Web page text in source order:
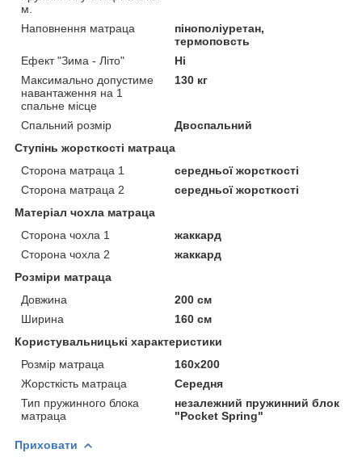
м.
Наповнення матраца
пінополіуретан,
термоповсть
Ефект "Зима - Літо"
Ні
Максимально допустиме
навантаження на 1
спальне місце
130 кг
Спальний розмір
Двоспальний
Ступінь жорсткості матраца
Сторона матраца 1
середньої жорсткості
Сторона матраца 2
середньої жорсткості
Матеріал чохла матраца
Сторона чохла 1
жаккард
Сторона чохла 2
жаккард
Розміри матраца
Довжина
200 см
Ширина
160 см
Користувальницькі характеристики
Розмір матраца
160х200
Жорсткість матраца
Середня
Тип пружинного блока
матраца
незалежний пружинний блок
"Pocket Spring"
Приховати